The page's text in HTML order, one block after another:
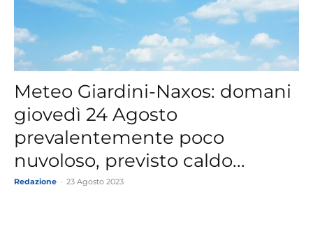
Meteo Giardini-Naxos: domani
giovedì 24 Agosto
prevalentemente poco
nuvoloso, previsto caldo...
Redazione 23 Agosto 2023